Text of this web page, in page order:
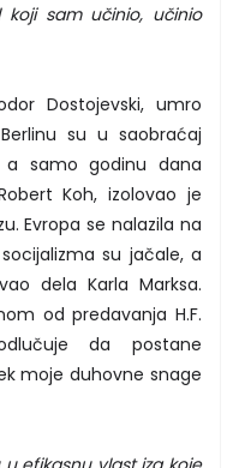
sam učinio, učinio
Dostojevski, umro
su u saobraćaj
a samo godinu dana
Koh, izolovao je
Evropa se nalazila na
su jačale, a
dela Karla Marksa.
od predavanja H.F.
da postane
moje duhovne snage